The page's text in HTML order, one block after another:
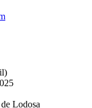
Lodosa